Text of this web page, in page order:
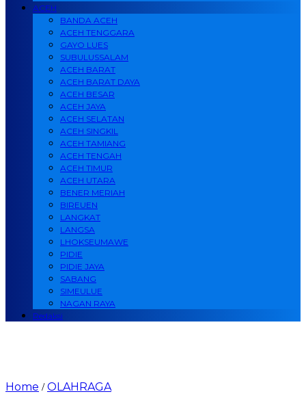
ACEH
BANDA ACEH
ACEH TENGGARA
GAYO LUES
SUBULUSSALAM
ACEH BARAT
ACEH BARAT DAYA
ACEH BESAR
ACEH JAYA
ACEH SELATAN
ACEH SINGKIL
ACEH TAMIANG
ACEH TENGAH
ACEH TIMUR
ACEH UTARA
BENER MERIAH
BIREUEN
LANGKAT
LANGSA
LHOKSEUMAWE
PIDIE
PIDIE JAYA
SABANG
SIMEULUE
NAGAN RAYA
Redaksi
Home /OLAHRAGA